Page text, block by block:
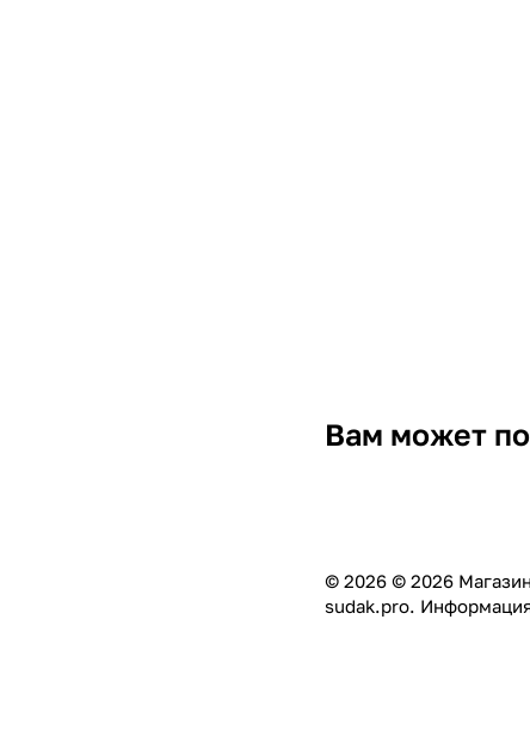
Вам может
© 2026 © 2026
sudak.pro.